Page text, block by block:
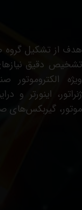
هدف از تشکیل گروه
تشخیص دقیق
ویژه الکتروموتور
ژنراتور، اینورتر و
موتور، گیربکس‌های